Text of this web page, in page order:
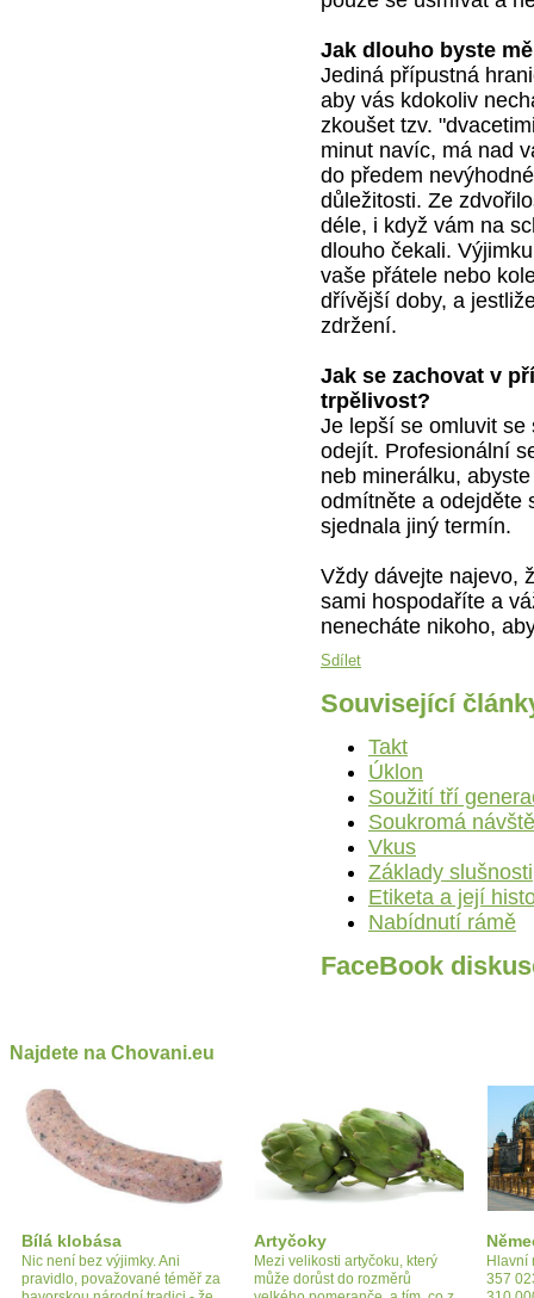
Jak dlouho byste
Jediná přípustná
aby vás kdokoliv
zkoušet tzv.
minut navíc, má nad
do předem
důležitosti. Ze
déle, i když vám na
dlouho čekali.
vaše přátele nebo
dřívější doby, a
zdržení.
Jak se zachovat v
trpělivost?
Je lepší se omluvit se
odejít. Profesionální
neb minerálku,
odmítněte a odejděte
sjednala jiný termín.
Vždy dávejte najevo,
sami hospodaříte a
nenecháte nikoho,
Sdílet
Související
Takt
Úklon
Soužití tří
Soukromá
Vkus
Základy slušnosti
Etiketa a její
Nabídnutí rámě
FaceBook
Najdete na Chovani.eu
Bílá klobása
Nic není bez výjimky. Ani
pravidlo, považované téměř za
Artyčoky
Mezi velikosti artyčoku, který
může dorůst do rozměrů
Hlavní
357